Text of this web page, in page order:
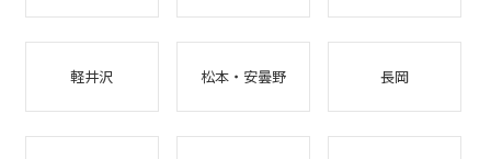
軽井沢 松本・安曇野 長岡